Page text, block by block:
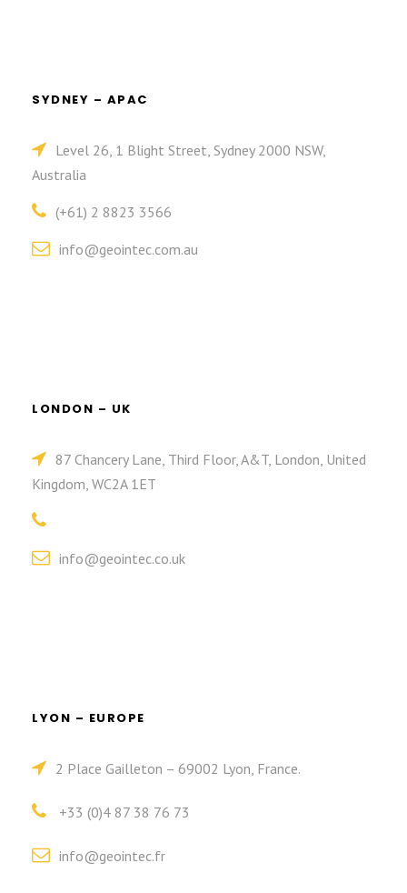
SYDNEY – APAC
Level 26, 1 Blight Street, Sydney 2000 NSW,
Australia
(+61) 2 8823 3566
info@geointec.com.au
LONDON – UK
87 Chancery Lane, Third Floor, A&T, London, United
Kingdom, WC2A 1ET
info@geointec.co.uk
LYON – EUROPE
2 Place Gailleton – 69002 Lyon, France.
+33 (0)4 87 38 76 73
info@geointec.fr